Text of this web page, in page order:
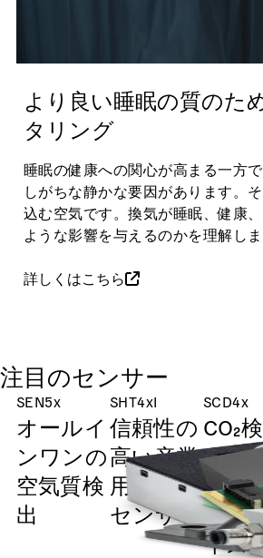
より良い睡眠の質のた
タリング
睡眠の健康への関心が高まる一方
しがちな静かな要因があります。
込む空気です。換気が睡眠、健康
ような影響を与えるのかを理解しま
詳しくはこちら
注目のセンサー
SEN5x
オールイ
ンワンの
空気質検
出
SHT4xI
信頼性の
高い産業
用5V湿度
センサー
SCD4x
CO₂
の常
打ち
超小
イズ